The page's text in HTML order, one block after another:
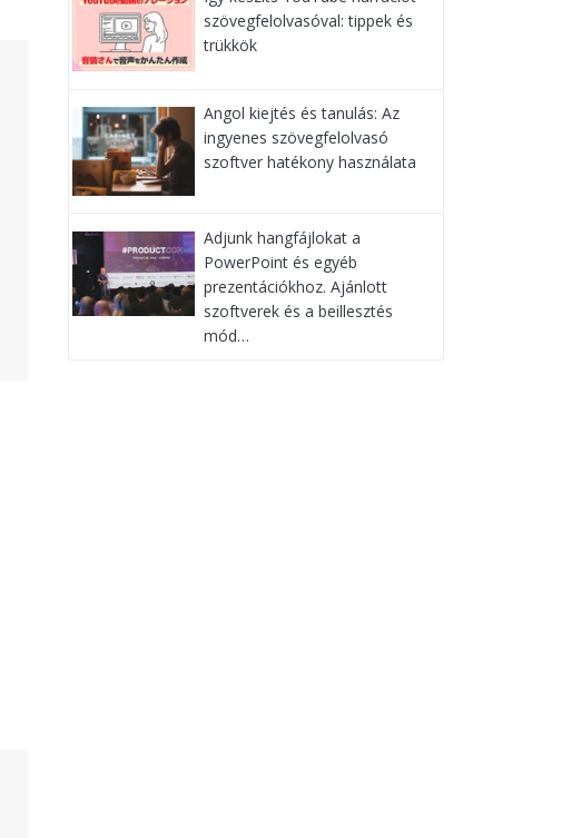
szövegfelolvasóval: tippek és
trükkök
Angol kiejtés és tanulás: Az
ingyenes szövegfelolvasó
szoftver hatékony használata
Adjunk hangfájlokat a
PowerPoint és egyéb
prezentációkhoz. Ajánlott
szoftverek és a beillesztés
mód…